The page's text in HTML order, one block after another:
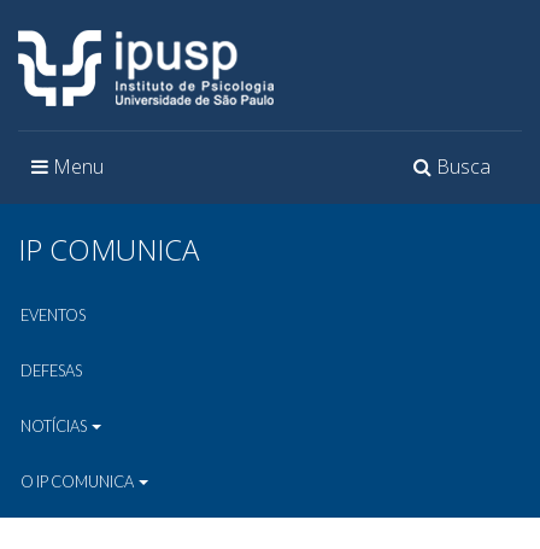
Toggle
Busca
Toggle
Menu
IP COMUNICA
EVENTOS
DEFESAS
NOTÍCIAS
O IP COMUNICA